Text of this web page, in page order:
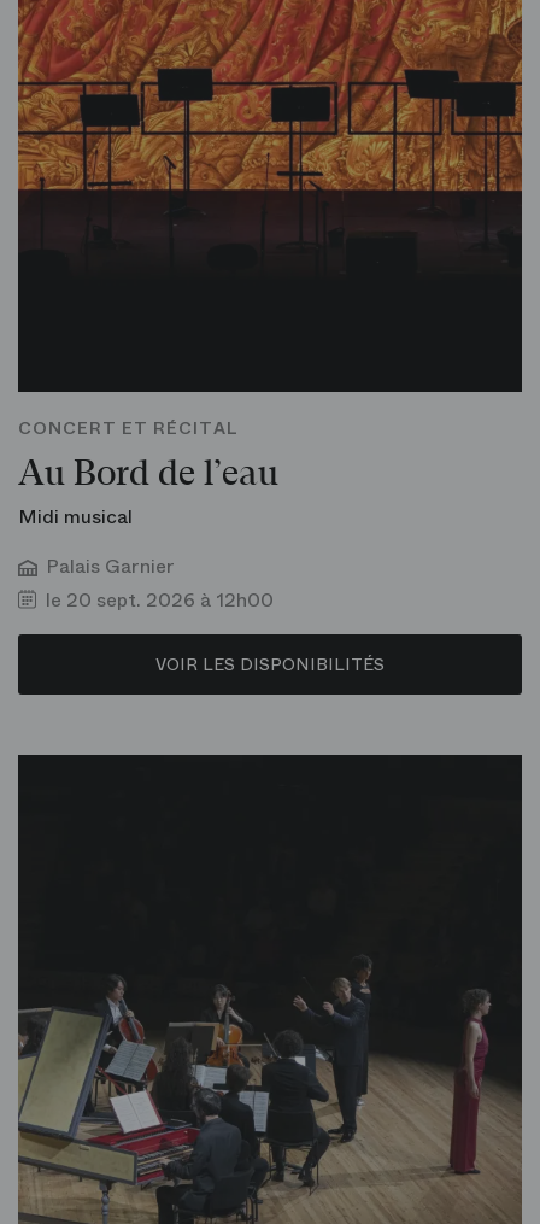
CONCERT ET RÉCITAL
Au Bord de l’eau
Midi musical
Palais Garnier
le 20 sept. 2026 à 12h00
VOIR LES DISPONIBILITÉS